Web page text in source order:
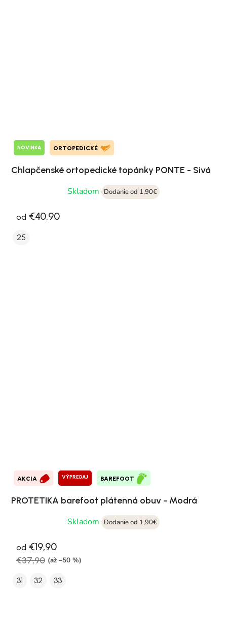
NOVINKA ORTOPEDICKÉ
Chlapčenské ortopedické topánky PONTE - Sivá
Skladom
Dodanie od 1,90€
od €40,90
25
AKCIA VÝPREDAJ BAREFOOT
PROTETIKA barefoot plátenná obuv - Modrá
Skladom
Dodanie od 1,90€
od €19,90
€37,90 (až –50 %)
31 32 33